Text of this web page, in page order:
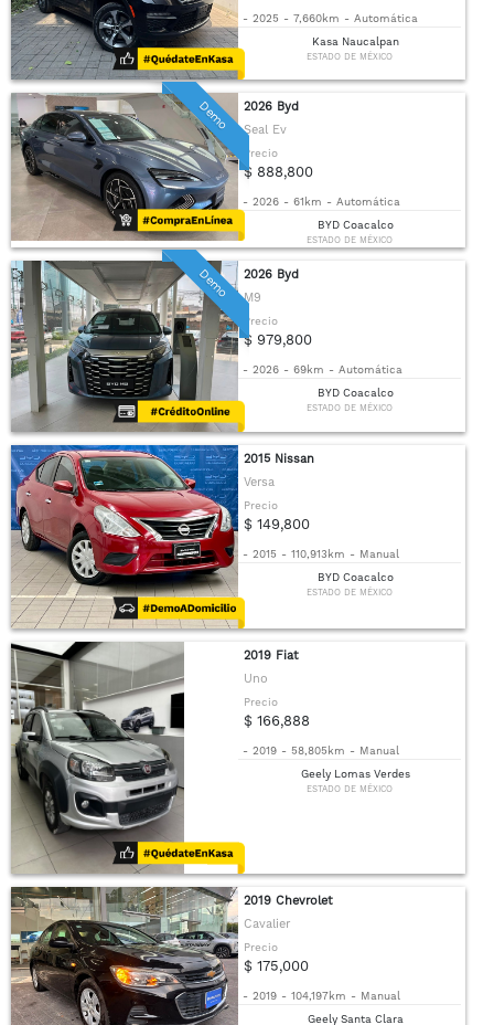
- 2025 - 7,660km - Automática
Kasa Naucalpan
ESTADO DE MÉXICO
Demo
2026 Byd
Seal Ev
Precio
$ 888,800
- 2026 - 61km - Automática
BYD Coacalco
ESTADO DE MÉXICO
Demo
2026 Byd
M9
Precio
$ 979,800
- 2026 - 69km - Automática
BYD Coacalco
ESTADO DE MÉXICO
2015 Nissan
Versa
Precio
$ 149,800
- 2015 - 110,913km - Manual
BYD Coacalco
ESTADO DE MÉXICO
2019 Fiat
Uno
Precio
$ 166,888
- 2019 - 58,805km - Manual
Geely Lomas Verdes
ESTADO DE MÉXICO
2019 Chevrolet
Cavalier
Precio
$ 175,000
- 2019 - 104,197km - Manual
Geely Santa Clara